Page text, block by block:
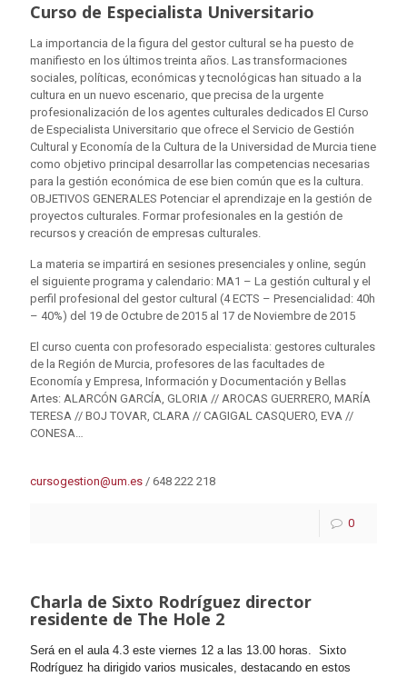
Curso de Especialista Universitario
La importancia de la figura del gestor cultural se ha puesto de
manifiesto en los últimos treinta años. Las transformaciones
sociales, políticas, económicas y tecnológicas han situado a la
cultura en un nuevo escenario, que precisa de la urgente
profesionalización de los agentes culturales dedicados El Curso
de Especialista Universitario que ofrece el Servicio de Gestión
Cultural y Economía de la Cultura de la Universidad de Murcia tiene
como objetivo principal desarrollar las competencias necesarias
para la gestión económica de ese bien común que es la cultura.
OBJETIVOS GENERALES Potenciar el aprendizaje en la gestión de
proyectos culturales. Formar profesionales en la gestión de
recursos y creación de empresas culturales.
La materia se impartirá en sesiones presenciales y online, según
el siguiente programa y calendario: MA1 – La gestión cultural y el
perfil profesional del gestor cultural (4 ECTS – Presencialidad: 40h
– 40%) del 19 de Octubre de 2015 al 17 de Noviembre de 2015
El curso cuenta con profesorado especialista: gestores culturales
de la Región de Murcia, profesores de las facultades de
Economía y Empresa, Información y Documentación y Bellas
Artes: ALARCÓN GARCÍA, GLORIA // AROCAS GUERRERO, MARÍA
TERESA // BOJ TOVAR, CLARA // CAGIGAL CASQUERO, EVA //
CONESA…
cursogestion@um.es / 648 222 218
0
Charla de Sixto Rodríguez director
residente de The Hole 2
Será en el aula 4.3 este viernes 12 a las 13.00 horas. Sixto
Rodríguez ha dirigido varios musicales, destacando en estos